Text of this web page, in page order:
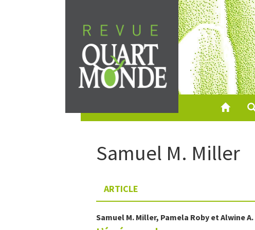
au
contenu
Samuel M. Miller
ARTICLE
Samuel M. Miller, Pamela Roby etAlwine A.